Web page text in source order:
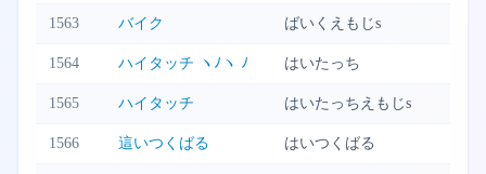
1563 バイク ばいくえもじs
1564 ハイタッチ ヽﾉヽ ﾉ はいたっち
1565 ハイタッチ はいたっちえもじs
1566 這いつくばる はいつくばる